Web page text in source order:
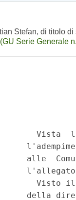
Stefan, di titolo
(GU Serie Generale